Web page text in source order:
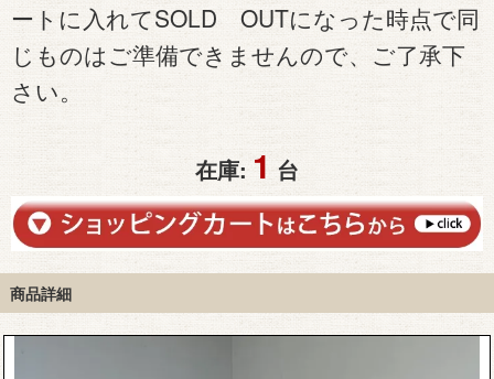
ートに入れてSOLD OUTになった時点で同
じものはご準備できませんので、ご了承下
さい。
在庫: 1 台
商品詳細